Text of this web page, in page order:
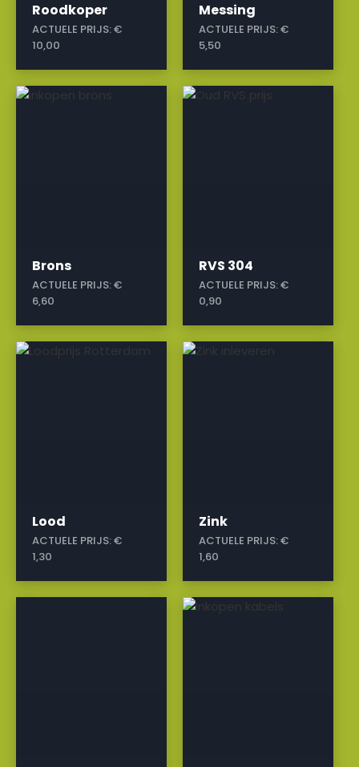
Roodkoper
ACTUELE PRIJS:€
10,00
Messing
ACTUELE PRIJS:€
5,50
Brons
ACTUELE PRIJS:€
6,60
a
RVS 304
ACTUELE PRIJS:€
0,90
a
Lood
ACTUELE PRIJS:€
1,30
a
Zink
ACTUELE PRIJS:€
1,60
a
a